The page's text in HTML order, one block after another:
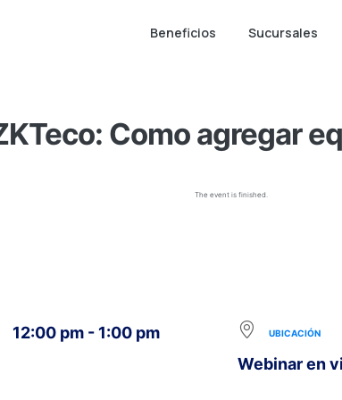
Beneficios Sucursales
Como agregar
The event is finished.
12:00 pm - 1:00 pm UBICACIÓN
Webinar en